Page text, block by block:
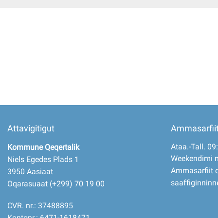
Attavigitigut
Kommune Qeqertalik
Niels Egedes Plads 1
3950 Aasiaat
Oqarasuaat (+299) 70 19 00
CVR. nr.: 37488895
Ataa.-Tall.
Weekendimi
Ammasarfiit